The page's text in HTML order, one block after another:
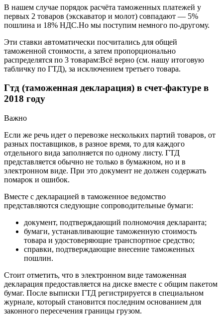
В нашем случае порядок расчёта таможенных платежей у
первых 2 товаров (экскаватор и молот) совпадают — 5%
пошлина и 18% НДС.Но мы поступим немного по-другому.
Эти ставки автоматически посчитались для общей
таможенной стоимости, а затем пропорционально
распределятся по 3 товарам:Всё верно (см. нашу итоговую
табличку по ГТД), за исключением третьего товара.
Гтд (таможенная декларация) в счет-фактуре в
2018 году
Важно
Если же речь идет о перевозке нескольких партий товаров, от
разных поставщиков, в разное время, то для каждого
отдельного вида заполняется по одному листу. ГТД
представляется обычно не только в бумажном, но и в
электронном виде. При это документ не должен содержать
помарок и ошибок.
Вместе с декларацией в таможенное ведомство
представляются следующие сопроводительные бумаги:
документ, подтверждающий полномочия декларанта;
бумаги, устанавливающие таможенную стоимость
товара и удостоверяющие транспортное средство;
справки, подтверждающие внесение таможенных
пошлин.
Стоит отметить, что в электронном виде таможенная
декларация предоставляется на диске вместе с общим пакетом
бумаг. После выписки ГТД регистрируется в специальном
журнале, который становится последним основанием для
законного пересечения границы грузом.